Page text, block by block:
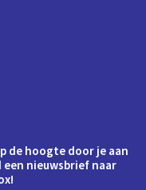
de hoogte door je aan
nieuwsbrief naar